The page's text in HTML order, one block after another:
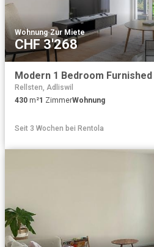
Wohnung·Zur Miete
CHF 3'268
Rellsten, Adliswil
430 m²1 ZimmerWohnung
Seit 3 Wochen bei Rentola